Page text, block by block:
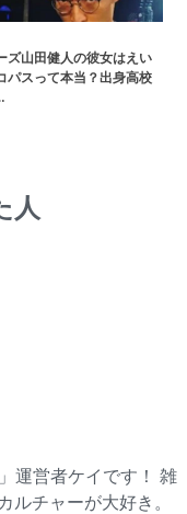
ズ山田健人の彼女はえい
パスって本当？出身高校
人
運営者ケイです！ 雑
ルチャーが大好き。